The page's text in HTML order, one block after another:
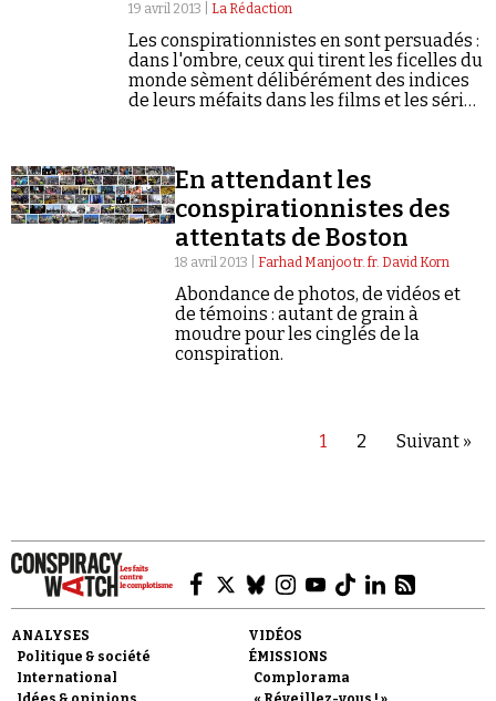
19 avril 2013 | La Rédaction
Les conspirationnistes en sont persuadés :
dans l'ombre, ceux qui tirent les ficelles du
monde sèment délibérément des indices
de leurs méfaits dans les films et les séries
En attendant les
conspirationnistes des
attentats de Boston
18 avril 2013 | Farhad Manjoo tr. fr. David Korn
Abondance de photos, de vidéos et
de témoins : autant de grain à
moudre pour les cinglés de la
conspiration.
1 2 Suivant »
ANALYSES
Politique & société
International
VIDÉOS
ÉMISSIONS
Complorama